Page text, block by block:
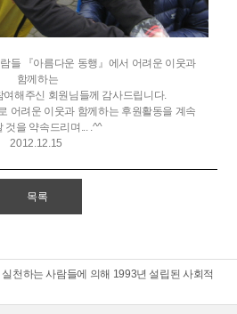
들 『아름다운 동행』에서 어려운 이웃과
함께하는
여해주신 회원님들께 감사드립니다.
어려운 이웃과 함께하는 후원활동을 계속
것을 약속드리며... .^^
2012.12.15
목록
천하는 사람들에 의해 1993년 설립된 사회적